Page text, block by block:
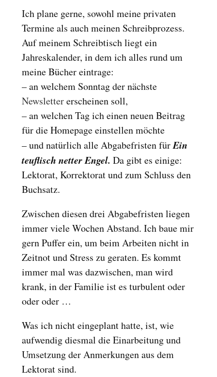
Ich plane gerne, sowohl meine privaten
Termine als auch meinen Schreibprozess.
Auf meinem Schreibtisch liegt ein
Jahreskalender, in dem ich alles rund um
meine Bücher eintrage:
– an welchem Sonntag der nächste
Newslettererscheinen soll,
– an welchen Tag ich einen neuen Beitrag
für die Homepage einstellen möchte
– und natürlich alle Abgabefristen fürEin
teuflisch netter Engel. Da gibt es einige:
Lektorat, Korrektorat und zum Schluss den
Buchsatz.
Zwischen diesen drei Abgabefristen liegen
immer viele Wochen Abstand. Ich baue mir
gern Puffer ein, um beim Arbeiten nicht in
Zeitnot und Stress zu geraten. Es kommt
immer mal was dazwischen, man wird
krank, in der Familie ist es turbulent oder
oder oder …
Was ich nicht eingeplant hatte, ist, wie
aufwendig diesmal die Einarbeitung und
Umsetzung der Anmerkungen aus dem
Lektorat sind.